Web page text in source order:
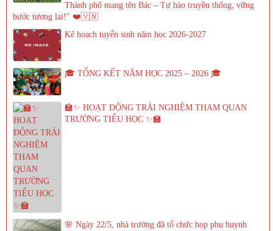
Thành phố mang tên Bác – Tự hào truyền thống, vững
bước tương lai!" ❤️🇻🇳
Kế hoạch tuyển sinh năm học 2026-2027
🎓 TỔNG KẾT NĂM HỌC 2025 – 2026 🎓
🏫✨ HOẠT ĐỘNG TRẢI NGHIỆM THAM QUAN
TRƯỜNG TIỂU HỌC ✨🏫
🌸 Ngày 22/5, nhà trường đã tổ chức họp phụ huynh